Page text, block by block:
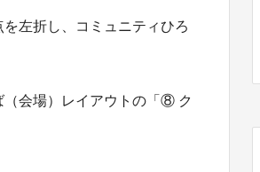
左折し、コミュニティひろ
会場）レイアウトの「⑧ ク